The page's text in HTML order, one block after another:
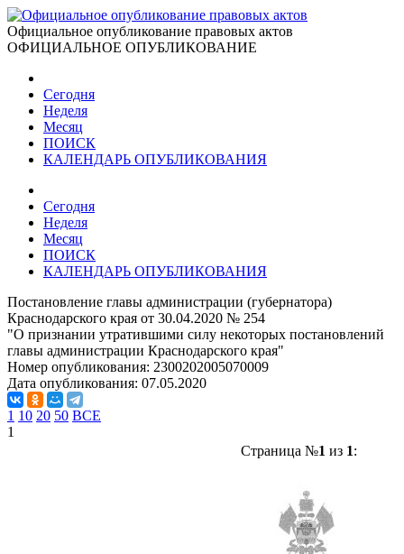
Официальное опубликование правовых актов
ОФИЦИАЛЬНОЕ ОПУБЛИКОВАНИЕ
Сегодня
Неделя
Месяц
ПОИСК
КАЛЕНДАРЬ ОПУБЛИКОВАНИЯ
Сегодня
Неделя
Месяц
ПОИСК
КАЛЕНДАРЬ ОПУБЛИКОВАНИЯ
Постановление главы администрации (губернатора)
Краснодарского края от 30.04.2020 № 254
"О признании утратившими силу некоторых постановлений
главы администрации Краснодарского края"
Номер опубликования: 2300202005070009
Дата опубликования: 07.05.2020
1 10 20 50 ВСЕ
1
Страница №1 из 1: